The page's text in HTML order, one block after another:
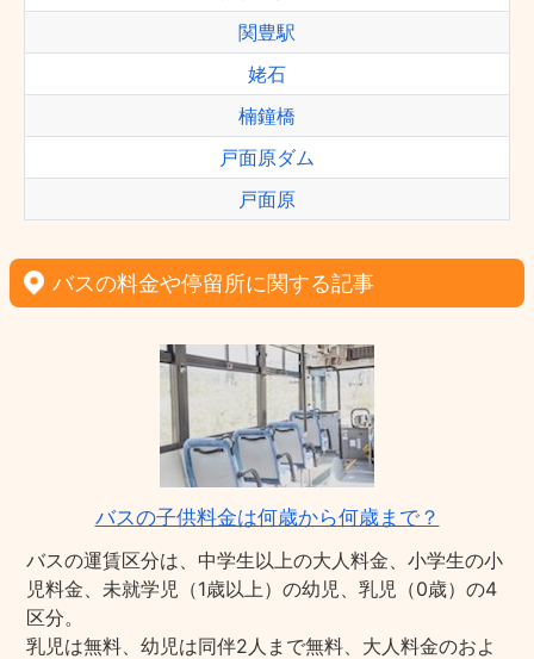
関豊駅
姥石
楠鐘橋
戸面原ダム
戸面原
バスの料金や停留所に関する記事
バスの子供料金は何歳から何歳まで？
バスの運賃区分は、中学生以上の大人料金、小学生の小
児料金、未就学児（1歳以上）の幼児、乳児（0歳）の4
区分。
乳児は無料、幼児は同伴2人まで無料、大人料金のおよ